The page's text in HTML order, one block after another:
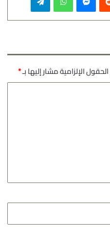
الحقول الإلزامية مشار إليها بـ*